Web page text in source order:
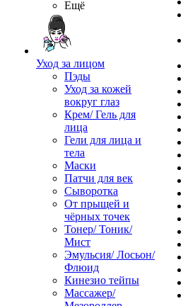
Ещё
Уход за лицом
Пэды
Уход за кожей
вокруг глаз
Крем/ Гель для
лица
Гели для лица и
тела
Маски
Патчи для век
Сыворотка
От прыщей и
чёрных точек
Тонер/ Тоник/
Мист
Эмульсия/ Лосьон/
Флюид
Кинезио тейпы
Массажер/